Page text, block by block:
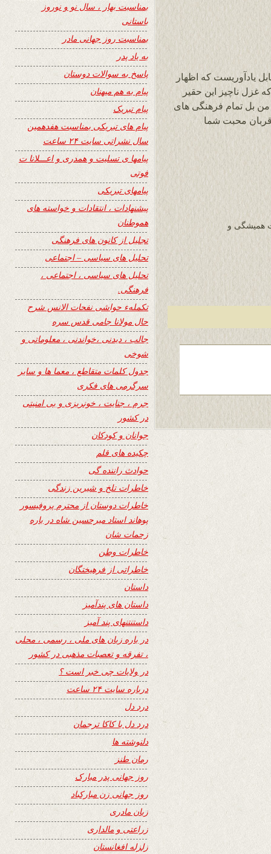
یادآوریست که اظهار
غزل ناچیز این حقیر
که نه تنها من بل تمام فرهنگی های
قربان محبت شما
همیشگی و
بمناسبت بهار ، سال نو و نوروز
باستانی
بمناسبت روز جهانی مادر
به یاد پدر
پاسخ به سوالات دوستان
پیام به هم میهنان
پیام تبریک
پیام های تبریکی بمناسبت هفدهمین
سال نشراتی سایت ۲۴ ساعت
پیامها ی تسلیت و همدری و اعـــلانا ت
فوتی
پیامهای تبریکی
پیشنهادات ، انتقادات و خواسته های
هموطنان
تجلیل از کانون های فرهنگی
تحلیل های سیاسی – اجتماعی
تحلیل های سیاسی ، اجتماعی ،
فرهنگی.
تکملهء حواشی نفحات الانس شرح
حال مولانا جامی قدس سره
جالب ، دیدنی ،خواندنی ، معلوماتی و
شوخی
جدول کلمات متقاطع ، معما ها و سایر
سرگرمی های فکری
جرم ، جنایت ، خونریزی و بی امنیتی
در کشور
جوانان و کودکان
چکیده های قلم
حوادث راننده گی
خاطرات تلخ و شیرین زندگی
خاطرات دوستان از محترم پروفیسور
پوهاند استاد میرحسین شاه در باره
زحمات شان
خاطرات وطن
خاطراتی از فرهیختگان
داستان
داستان های پندآمیز
داستنتنهای پند آمیز
در باره زبان های ملی ، رسمی ، محلی
، تفرقه و تعصبات مذهبی در کشور
در ولایات چی خبر است ؟
درباره سایت ۲۴ ساعت
درد دل
درد دل با کاکا ترجمان
دلنوشته ها
رمان طنز
روز جهانی پدر مبارک
روز جهانی زن مبارکباد
زبان مادری
زراعتی و مالداری
زلزله افغانستان